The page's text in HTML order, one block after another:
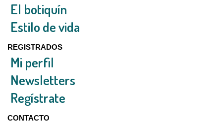
El botiquín
Estilo de vida
REGISTRADOS
Mi perfil
Newsletters
Regístrate
CONTACTO